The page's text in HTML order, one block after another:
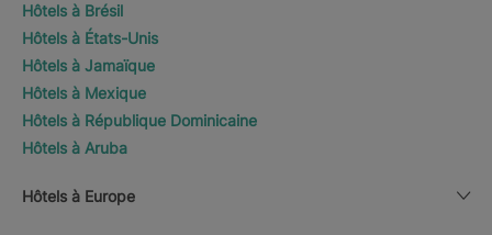
Hôtels à Brésil
Hôtels à États-Unis
Hôtels à Jamaïque
Hôtels à Mexique
Hôtels à République Dominicaine
Hôtels à Aruba
Hôtels à Europe